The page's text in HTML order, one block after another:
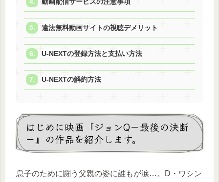
動画配信サービスの注意事項
違法無料動画サイトの視聴デメリット
U-NEXTの登録方法と支払い方法
U-NEXTの解約方法
はじめに映画『ジョンQ－最後の決断
－』の作品を紹介します。
息子のために闘う父親の姿に誰もが涙…。D・ワシン